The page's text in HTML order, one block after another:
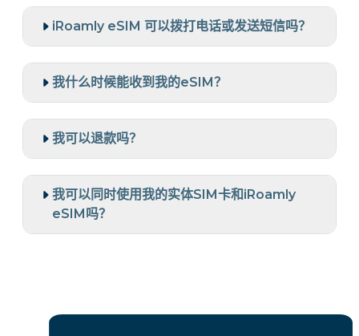
iRoamly eSIM 可以拨打电话或发送短信吗？
我什么时候能收到我的eSIM？
我可以退款吗？
我可以同时使用我的实体SIM卡和iRoamly
eSIM吗？